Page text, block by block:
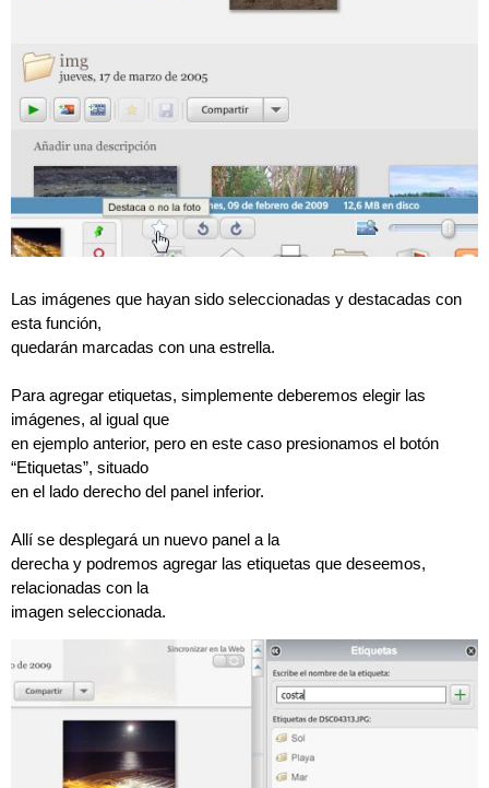
Las imágenes que hayan sido seleccionadas y destacadas con
esta función,
quedarán marcadas con una estrella.
Para agregar etiquetas, simplemente deberemos elegir las
imágenes, al igual que
en ejemplo anterior, pero en este caso presionamos el botón
“Etiquetas”, situado
en el lado derecho del panel inferior.
Allí se desplegará un nuevo panel a la
derecha y podremos agregar las etiquetas que deseemos,
relacionadas con la
imagen seleccionada.